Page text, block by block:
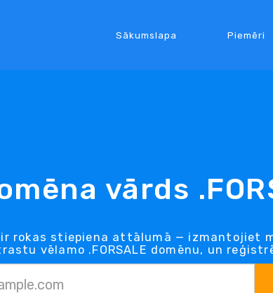
Sākumslapa Piemēri
vārds
ir rokas stiepiena attālumā — izmantojiet
vēlamo .FORSALE domēnu, un